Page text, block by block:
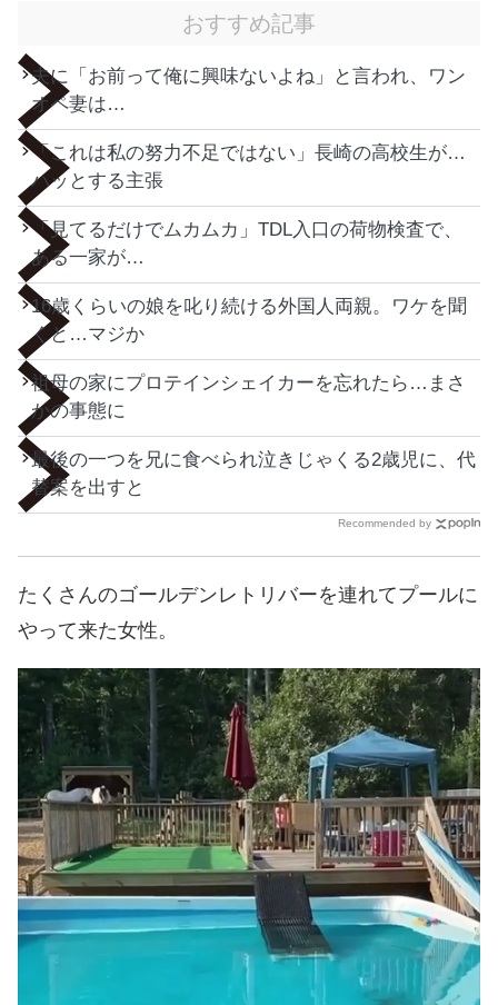
おすすめ記事
夫に「お前って俺に興味ないよね」と言われ、ワン
オペ妻は…
「これは私の努力不足ではない」長崎の高校生が…
ハッとする主張
「見てるだけでムカムカ」TDL入口の荷物検査で、
ある一家が…
16歳くらいの娘を叱り続ける外国人両親。ワケを聞
くと…マジか
祖母の家にプロテインシェイカーを忘れたら…まさ
かの事態に
最後の一つを兄に食べられ泣きじゃくる2歳児に、代
替案を出すと
Recommended by
たくさんのゴールデンレトリバーを連れてプールに
やって来た女性。